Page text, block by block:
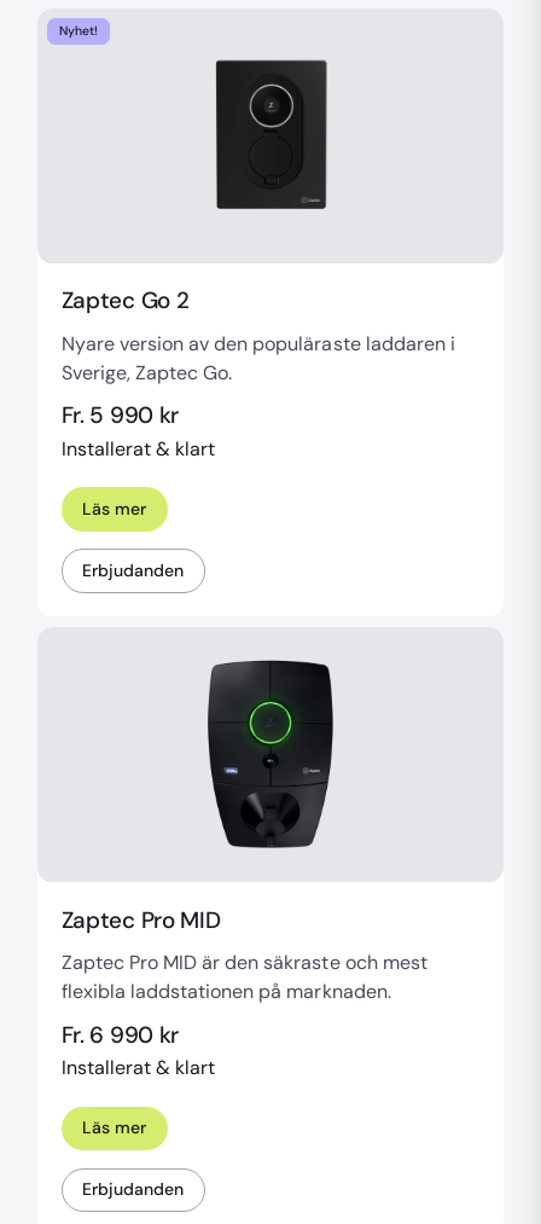
Nyhet!
Zaptec Go 2
Nyare version av den populäraste laddaren i
Sverige, Zaptec Go.
Fr. 5 990 kr
Installerat & klart
Läs mer
Erbjudanden
Zaptec Pro MID
Zaptec Pro MID är den säkraste och mest
flexibla laddstationen på marknaden.
Fr. 6 990 kr
Installerat & klart
Läs mer
Erbjudanden